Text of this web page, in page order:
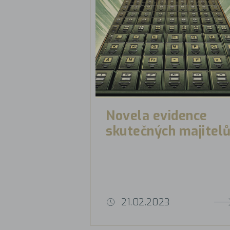
Novela evidence
skutečných
21.02.2023